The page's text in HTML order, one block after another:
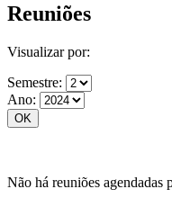
Reuniões
Visualizar por:
Semestre:
Ano:
Não há reuniões agendadas